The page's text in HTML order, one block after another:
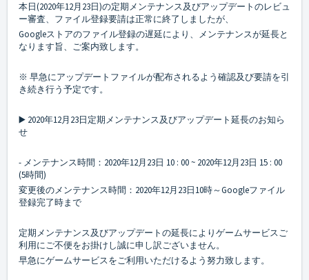
本日(2020年12月23日)の定期メンテナンス及びアップデートのレビュ
ー審査、ファイル登録要請は正常に終了しましたが、
Googleストアのファイル登録の遅延により、メンテナンスが延長と
なります旨、ご案内致します。
※ 早急にアップデートファイルが配布されるよう確認及び要請を引
き続き行う予定です。
▶️ 2020年12月23日定期メンテナンス及びアップデート延長のお知ら
せ
- メンテナンス時間：2020年12月23日 10 : 00 ~ 2020年12月23日 15 : 00
(5時間)
変更後のメンテナンス時間：2020年12月23日10時～Googleファイル
登録完了時まで
定期メンテナンス及びアップデートの延長によりゲームサービスご
利用にご不便をお掛けし誠に申し訳ございません。
早急にゲームサービスをご利用いただけるよう努力致します。